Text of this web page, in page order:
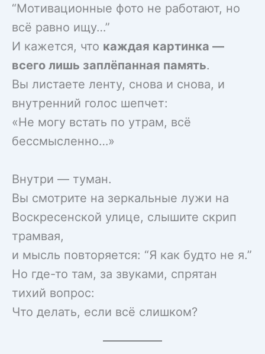
“Мотивационные фото не работают, но
всё равно ищу…”
И кажется, что каждая картинка —
всего лишь заплёпанная память.
Вы листаете ленту, снова и снова, и
внутренний голос шепчет:
«Не могу встать по утрам, всё
бессмысленно…»
Внутри — туман.
Вы смотрите на зеркальные лужи на
Воскресенской улице, слышите скрип
трамвая,
и мысль повторяется: “Я как будто не я.”
Но где-то там, за звуками, спрятан
тихий вопрос:
Что делать, если всё слишком?